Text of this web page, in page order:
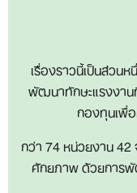
เรื่องราวนี้เป็นส่วน
พัฒนาทักษะแรงงาน
กองทุนเพื่
กว่า 74 หน่วยงาน
ศักยภาพ ด้วยการ